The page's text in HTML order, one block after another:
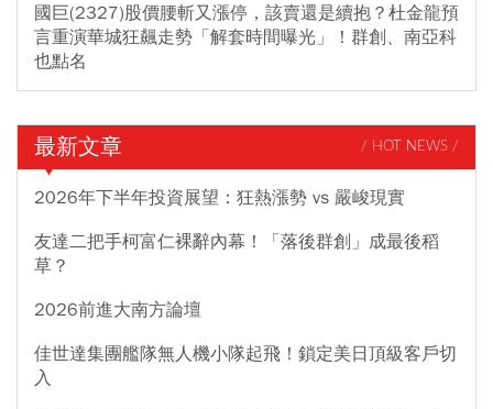
國巨(2327)股價腰斬又漲停，該賣還是續抱？杜金龍預
言重演華城狂飆走勢「解套時間曝光」！群創、南亞科
也點名
最新文章 / HOT NEWS /
2026年下半年投資展望：狂熱漲勢 vs 嚴峻現實
友達二把手柯富仁裸辭內幕！「落後群創」成最後稻
草？
2026前進大南方論壇
佳世達集團艦隊無人機小隊起飛！鎖定美日頂級客戶切
入